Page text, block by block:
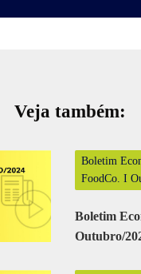
Veja também:
Boletim
FoodCo. I
Boletim
Outubro/